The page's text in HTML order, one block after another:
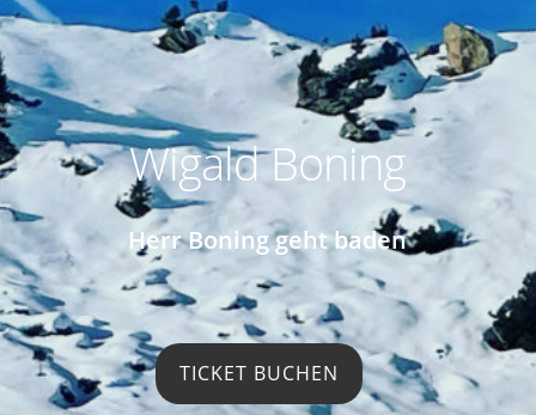
Wigald Boning
Herr Boning geht baden
TICKET BUCHEN